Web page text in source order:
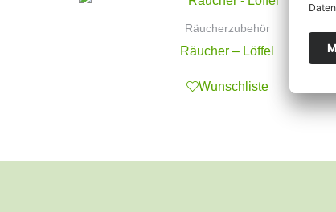
Räucherzubehör
Räucher – Löffel
Wunschliste